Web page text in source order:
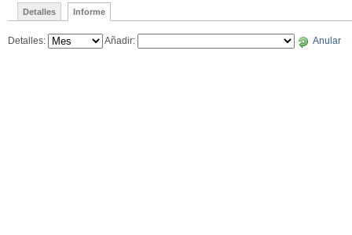
Detalles Informe
Detalles: Añadir: Anular